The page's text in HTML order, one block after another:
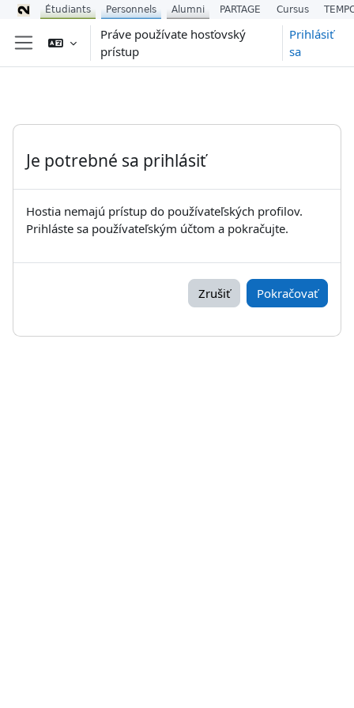
Preskočiť na hlavný obsah
Bočný panel
Práve používate hosťovský
prístup
Prihlásiť
sa
Je potrebné sa prihlásiť
Hostia nemajú prístup do používateľských profilov.
Prihláste sa používateľským účtom a pokračujte.
Zrušiť Pokračovať
Étudiants Personnels Alumni PARTAGE Cursus